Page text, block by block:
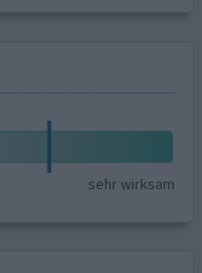
sehr wirksam